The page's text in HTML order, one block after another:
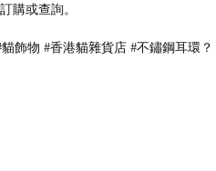
購或查詢。
飾物 #香港貓雜貨店 #不鏽鋼耳環？